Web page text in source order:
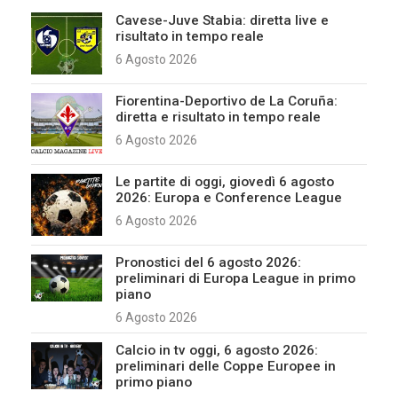
Cavese-Juve Stabia: diretta live e
risultato in tempo reale
6 Agosto 2026
Fiorentina-Deportivo de La Coruña:
diretta e risultato in tempo reale
6 Agosto 2026
Le partite di oggi, giovedì 6 agosto
2026: Europa e Conference League
6 Agosto 2026
Pronostici del 6 agosto 2026:
preliminari di Europa League in primo
piano
6 Agosto 2026
Calcio in tv oggi, 6 agosto 2026:
preliminari delle Coppe Europee in
primo piano